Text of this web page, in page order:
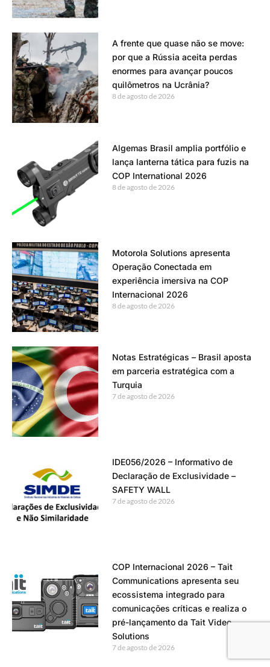
A frente que quase não se move:
por que a Rússia aceita perdas
enormes para avançar poucos
quilômetros na Ucrânia?
8 de agosto de 2026
Algemas Brasil amplia portfólio e
lança lanterna tática para fuzis na
COP International 2026
8 de agosto de 2026
Motorola Solutions apresenta
Operação Conectada em
experiência imersiva na COP
Internacional 2026
8 de agosto de 2026
Notas Estratégicas – Brasil aposta
em parceria estratégica com a
Turquia
7 de agosto de 2026
IDE056/2026 – Informativo de
Declaração de Exclusividade –
SAFETY WALL
7 de agosto de 2026
COP Internacional 2026 – Tait
Communications apresenta seu
ecossistema integrado para
comunicações críticas e realiza o
pré-lançamento da Tait Video
Solutions
7 de agosto de 2026